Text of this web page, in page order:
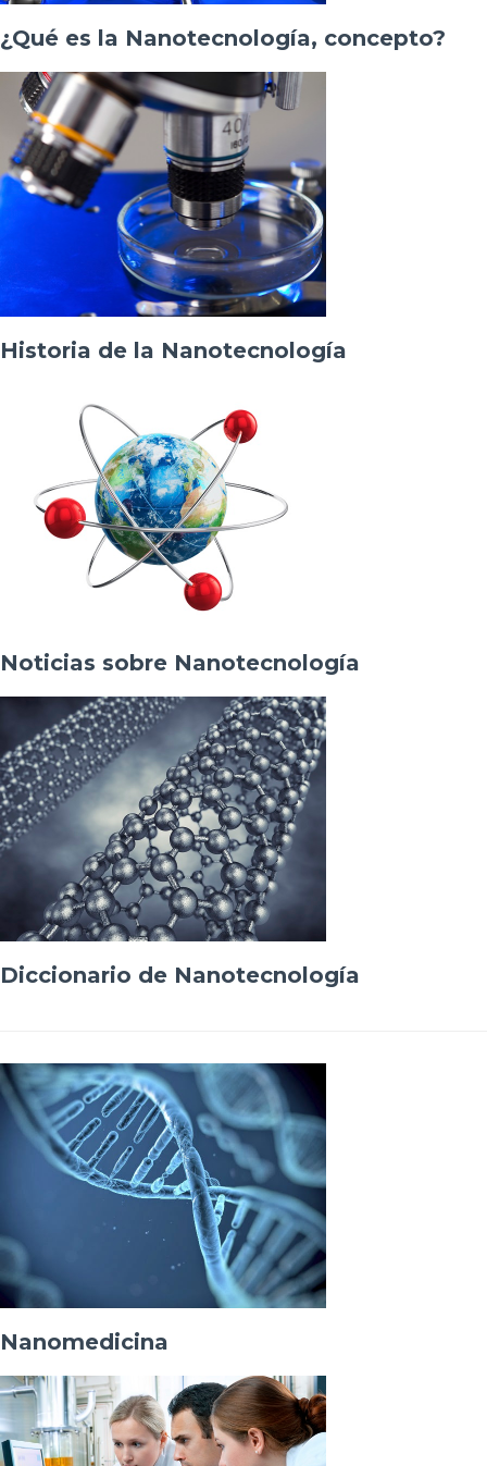
¿Qué es la Nanotecnología, concepto?
Historia de la Nanotecnología
Noticias sobre Nanotecnología
Diccionario de Nanotecnología
Nanomedicina